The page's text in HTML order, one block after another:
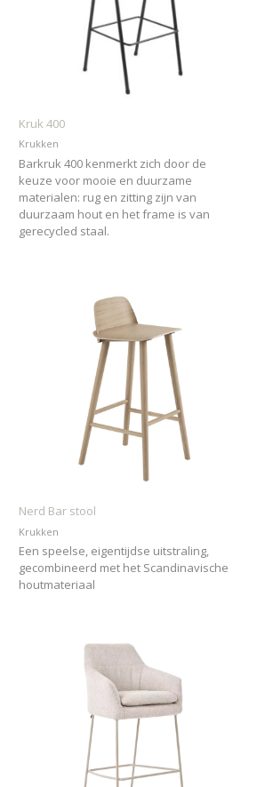
Kruk 400
Krukken
Barkruk 400 kenmerkt zich door de
keuze voor mooie en duurzame
materialen: rug en zitting zijn van
duurzaam hout en het frame is van
gerecycled staal.
Nerd Bar stool
Krukken
Een speelse, eigentijdse uitstraling,
gecombineerd met het Scandinavische
houtmateriaal